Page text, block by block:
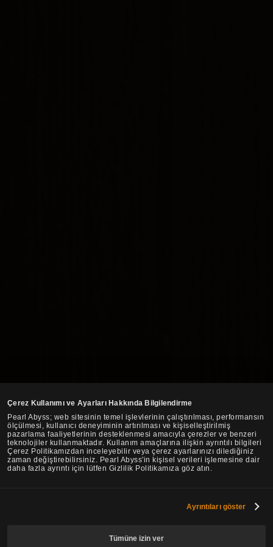
Çerez Kullanımı ve Ayarları Hakkında Bilgilendirme
Pearl Abyss; web sitesinin temel işlevlerinin çalıştırılması, performansın
ölçülmesi, kullanıcı deneyiminin artırılması ve kişiselleştirilmiş
pazarlama faaliyetlerinin desteklenmesi amacıyla çerezler ve benzeri
teknolojiler kullanmaktadır. Kullanım amaçlarına ilişkin ayrıntılı bilgileri
Çerez Politikamızdan inceleyebilir veya çerez ayarlarınızı dilediğiniz
zaman değiştirebilirsiniz. Pearl Abyss'in kişisel verileri işlemesine dair
daha fazla ayrıntı için lütfen Gizlilik Politikamıza göz atın.
Ayrıntıları göster
Tümüne izin ver